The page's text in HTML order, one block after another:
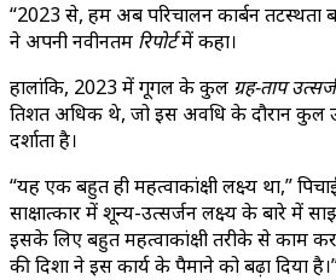
“2023 से, हम अब परिचालन कार्बन तटस्थता
ने अपनी नवीनतम रिपोर्टमें कहा।
हालांकि, 2023 में गूगल के कुल ग्रह-ताप
प्रतिशत अधिक थे, जो इस अवधि के दौरान कुल
दर्शाता है।
“यह एक बहुत ही महत्वाकांक्षी लक्ष्य था,”
साक्षात्कार में शून्य-उत्सर्जन लक्ष्य के बारे में
इसके लिए बहुत महत्वाकांक्षी तरीके से काम
की दिशा ने इस कार्य के पैमाने को बढ़ा दिया